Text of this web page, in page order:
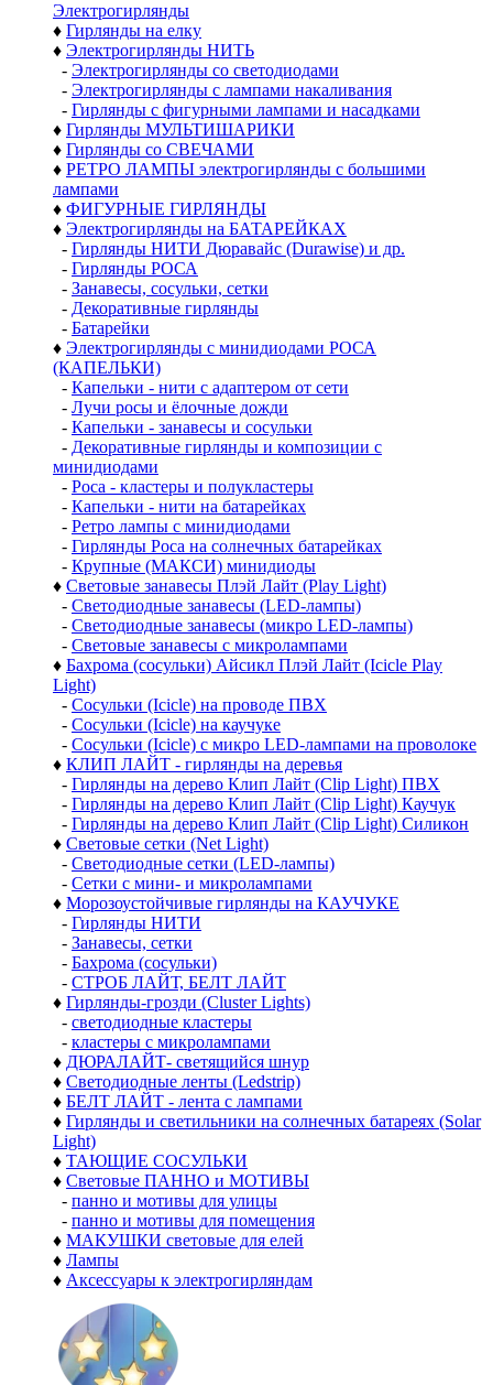
Электро­гирлянды
♦ Гирлянды на елку
♦ Электрогирлянды НИТЬ
- Электрогирлянды со светодиодами
- Электрогирлянды с лампами накаливания
- Гирлянды с фигурными лампами и насадками
♦ Гирлянды МУЛЬТИШАРИКИ
♦ Гирлянды со СВЕЧАМИ
♦ РЕТРО ЛАМПЫ электрогирлянды с большими
лампами
♦ ФИГУРНЫЕ ГИРЛЯНДЫ
♦ Электрогирлянды на БАТАРЕЙКАХ
- Гирлянды НИТИ Дюравайс (Durawise) и др.
- Гирлянды РОСА
- Занавесы, сосульки, сетки
- Декоративные гирлянды
- Батарейки
♦ Электрогирлянды с минидиодами РОСА
(КАПЕЛЬКИ)
- Капельки - нити с адаптером от сети
- Лучи росы и ёлочные дожди
- Капельки - занавесы и сосульки
- Декоративные гирлянды и композиции с
минидиодами
- Роса - кластеры и полукластеры
- Капельки - нити на батарейках
- Ретро лампы с минидиодами
- Гирлянды Роса на солнечных батарейках
- Крупные (МАКСИ) минидиоды
♦ Световые занавесы Плэй Лайт (Play Light)
- Светодиодные занавесы (LED-лампы)
- Светодиодные занавесы (микро LED-лампы)
- Световые занавесы с микролампами
♦ Бахрома (сосульки) Айсикл Плэй Лайт (Icicle Play
Light)
- Сосульки (Icicle) на проводе ПВХ
- Сосульки (Icicle) на каучуке
- Сосульки (Icicle) с микро LED-лампами на проволоке
♦ КЛИП ЛАЙТ - гирлянды на деревья
- Гирлянды на дерево Клип Лайт (Clip Light) ПВХ
- Гирлянды на дерево Клип Лайт (Clip Light) Каучук
- Гирлянды на дерево Клип Лайт (Clip Light) Силикон
♦ Световые сетки (Net Light)
- Светодиодные сетки (LED-лампы)
- Сетки с мини- и микролампами
♦ Морозоустойчивые гирлянды на КАУЧУКЕ
- Гирлянды НИТИ
- Занавесы, сетки
- Бахрома (сосульки)
- СТРОБ ЛАЙТ, БЕЛТ ЛАЙТ
♦ Гирлянды-грозди (Cluster Lights)
- светодиодные кластеры
- кластеры с микролампами
♦ ДЮРАЛАЙТ- светящийся шнур
♦ Светодиодные ленты (Ledstrip)
♦ БЕЛТ ЛАЙТ - лента с лампами
♦ Гирлянды и светильники на солнечных батареях (Solar
Light)
♦ ТАЮЩИЕ СОСУЛЬКИ
♦ Световые ПАННО и МОТИВЫ
- панно и мотивы для улицы
- панно и мотивы для помещения
♦ МАКУШКИ световые для елей
♦ Лампы
♦ Аксессуары к электрогирляндам